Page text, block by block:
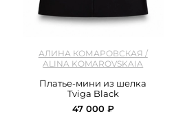
АЛИНА КОМАРОВСКАЯ /
ALINA KOMAROVSKAIA
Платье-мини из шелка
Tviga Black
47 000 ₽